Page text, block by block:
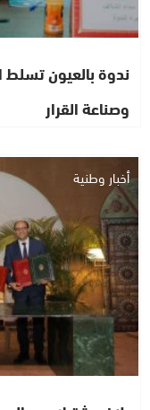
ندوة بالعيون تسلط
وصناعة القرار
أخبار وطنية